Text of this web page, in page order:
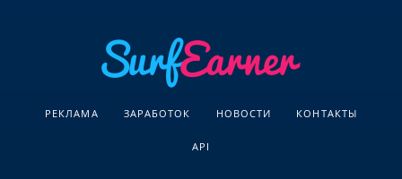
РЕКЛАМА ЗАРАБОТОК НОВОСТИ КОНТАКТЫ
API